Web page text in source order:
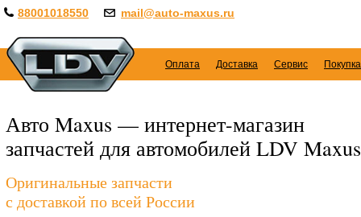
88001018550 mail@auto-maxus.ru
Оплата Доставка Сервис
Авто Maxus — интернет-магазин
запчастей для автомобилей LDV Maxus
Оригинальные запчасти
с доставкой по всей России